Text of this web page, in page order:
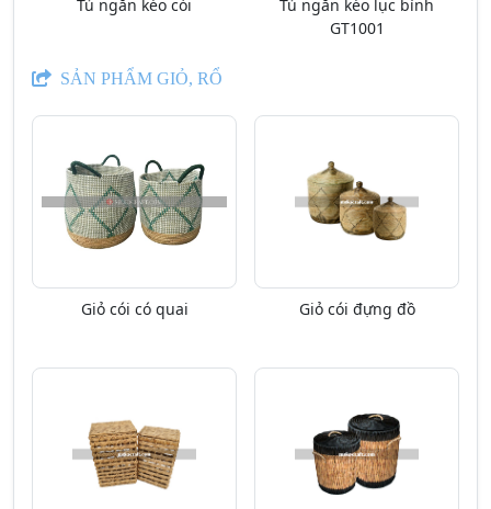
Tủ ngăn kéo cói
Tủ ngăn kéo lục bình
GT1001
SẢN PHẨM GIỎ, RỔ
Giỏ cói có quai Giỏ cói đựng đồ